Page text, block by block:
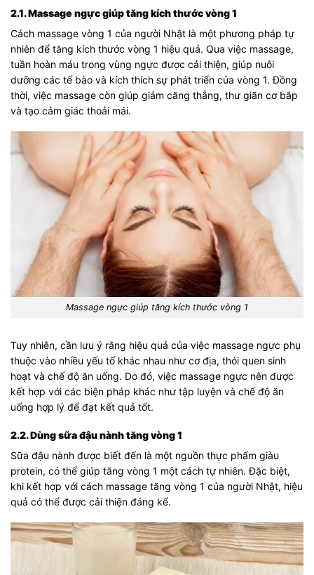
2.1. Massage ngực giúp tăng kích thước vòng 1
Cách massage vòng 1 của người Nhật là một phương pháp tự
nhiên để tăng kích thước vòng 1 hiệu quả. Qua việc massage,
tuần hoàn máu trong vùng ngực được cải thiện, giúp nuôi
dưỡng các tế bào và kích thích sự phát triển của vòng 1. Đồng
thời, việc massage còn giúp giảm căng thẳng, thư giãn cơ bắp
và tạo cảm giác thoải mái.
Massage ngực giúp tăng kích thước vòng 1
Tuy nhiên, cần lưu ý rằng hiệu quả của việc massage ngực phụ
thuộc vào nhiều yếu tố khác nhau như cơ địa, thói quen sinh
hoạt và chế độ ăn uống. Do đó, việc massage ngực nên được
kết hợp với các biện pháp khác như tập luyện và chế độ ăn
uống hợp lý để đạt kết quả tốt.
2.2. Dùng sữa đậu nành tăng vòng 1
Sữa đậu nành được biết đến là một nguồn thực phẩm giàu
protein, có thể giúp tăng vòng 1 một cách tự nhiên. Đặc biệt,
khi kết hợp với cách massage tăng vòng 1 của người Nhật, hiệu
quả có thể được cải thiện đáng kể.